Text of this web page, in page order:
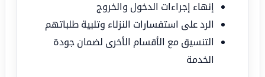
إنهاء إجراءات الدخول والخروج
الرد على استفسارات النزلاء وتلبية طلباتهم
التنسيق مع الأقسام الأخرى لضمان جودة
الخدمة